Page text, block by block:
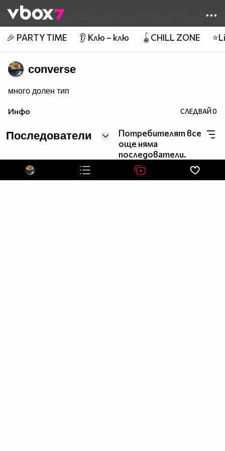
👾
🎉 PARTY TIME 👂 Клю – клю 🪀CHILL ZONE
converse
много долен тип
Инфо СЛЕДВАЙ0
Последователи
Потребителят все
още няма
последователи.